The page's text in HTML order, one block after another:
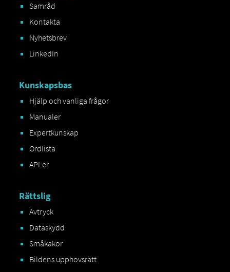
Samråd
Kontakta
Nyhetsbrev
LinkedIn
Kunskapsbas
Hjälp och vanliga frågor
Manualer
Expertkunskap
Ordlista
API:er
Rättslig
Avtryck
Dataskydd
Småkakor
Bildens upphovsrätt